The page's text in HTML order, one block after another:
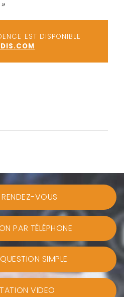
EST DISPONIBLE
RENDEZ-VOUS
PAR TÉLÉPHONE
SIMPLE
VIDEO